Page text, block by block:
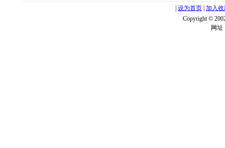
设为首页 加入
Copyright ©
网址